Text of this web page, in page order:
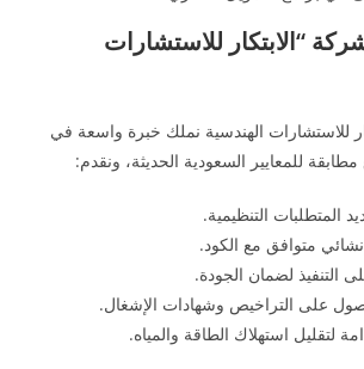
“الابتكار للاستشارات
للاستشارات الهندسية نملك خبرة واسعة في
للمعايير السعودية الحديثة، ونقدم:
المتطلبات التنظيمية.
متوافق مع الكود.
لضمان الجودة.
على التراخيص وشهادات الإشغال.
لتقليل استهلاك الطاقة والمياه.